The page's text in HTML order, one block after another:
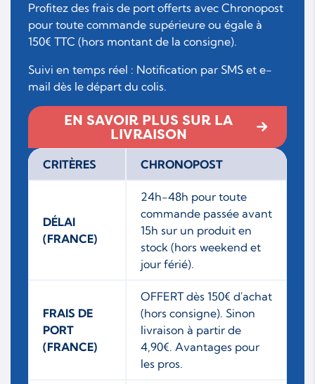
Profitez des frais de port offerts avec Chronopost
pour toute commande supérieure ou égale à
150€ TTC (hors montant de la consigne).
Suivi en temps réel : Notification par SMS et e-
mail dès le départ du colis.
EN SAVOIR PLUS SUR LA
LIVRAISON
CRITÈRES CHRONOPOST
DÉLAI
(FRANCE)
24h-48h pour toute
commande passée avant
15h sur un produit en
stock (hors weekend et
jour férié).
FRAIS DE
PORT
(FRANCE)
OFFERT dès 150€ d'achat
(hors consigne). Sinon
livraison à partir de
4,90€. Avantages pour
les pros.